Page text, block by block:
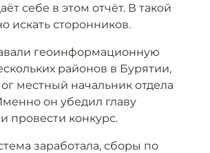
себе в этом отчёт. В такой
искать сторонников.
геоинформационную
районов в Бурятии,
местный начальник отдела
он убедил главу
провести конкурс.
заработала, сборы по